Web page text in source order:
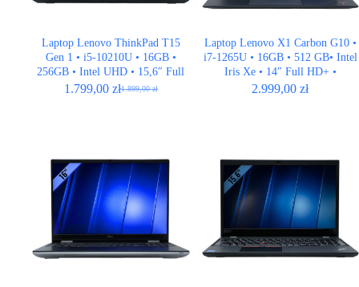
Laptop Lenovo ThinkPad T15
Gen 1 • i5-10210U • 16GB •
256GB • Intel UHD • 15,6″ Full
HD 1.899,00zł
Pierwotna
1.799,00 zł
Aktualna
Laptop Lenovo X1 Carbon G10 •
i7-1265U • 16GB • 512 GB• Intel
Iris Xe • 14″ Full HD+ •
QWERTY US
2.999,00zł